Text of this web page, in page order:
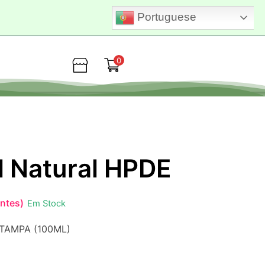
Portuguese
Loja
0
HPDE
Em Stock
(100ML)